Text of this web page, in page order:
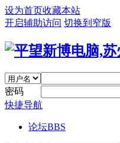
设为首页收藏本站
开启辅助访问 切换到窄版
密码
快捷导航
论坛BBS